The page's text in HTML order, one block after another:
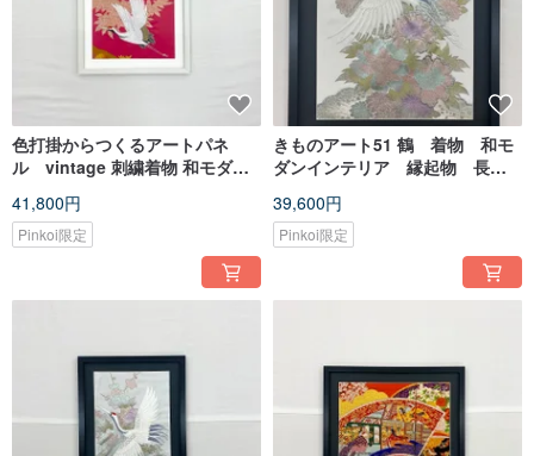
色打掛からつくるアートパネ
ル vintage 刺繍着物 和モダン
婚祝 新築祝 長寿祝 縁起物 額装
インテリア 額装54
41,800円
Pinkoi限定
きものアート51 鶴 着物 和モ
ダンインテリア 縁起物 長寿
39,600円
Pinkoi限定